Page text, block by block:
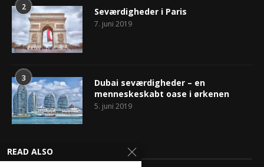
2 Seværdigheder i Paris
7. juni 2019
3
Dubai seværdigheder – en
menneskeskabt oase i ørkenen
5. juni 2019
VORES FAVORITTER
READ ALSO